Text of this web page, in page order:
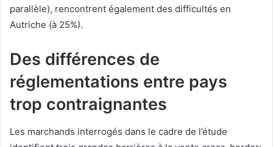
parallèle), rencontrent également des difficultés en
Autriche (à 25%).
Des différences de
réglementations entre pays
trop contraignantes
Les marchands interrogés dans le cadre de l’étude